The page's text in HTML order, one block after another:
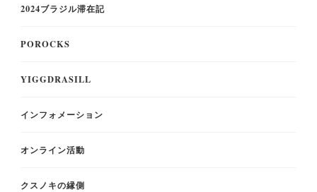
2024ブラジル滞在記
POROCKS
YIGGDRASILL
インフォメーション
オンライン活動
クスノキの縁側